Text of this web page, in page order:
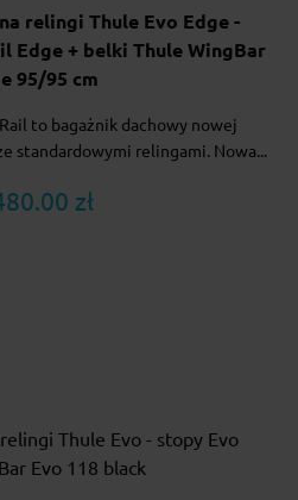
relingi Thule Evo Edge -
Edge + belki Thule WingBar
95/95 cm
to bagażnik dachowy nowej
standardowymi relingami. Nowa...
zł